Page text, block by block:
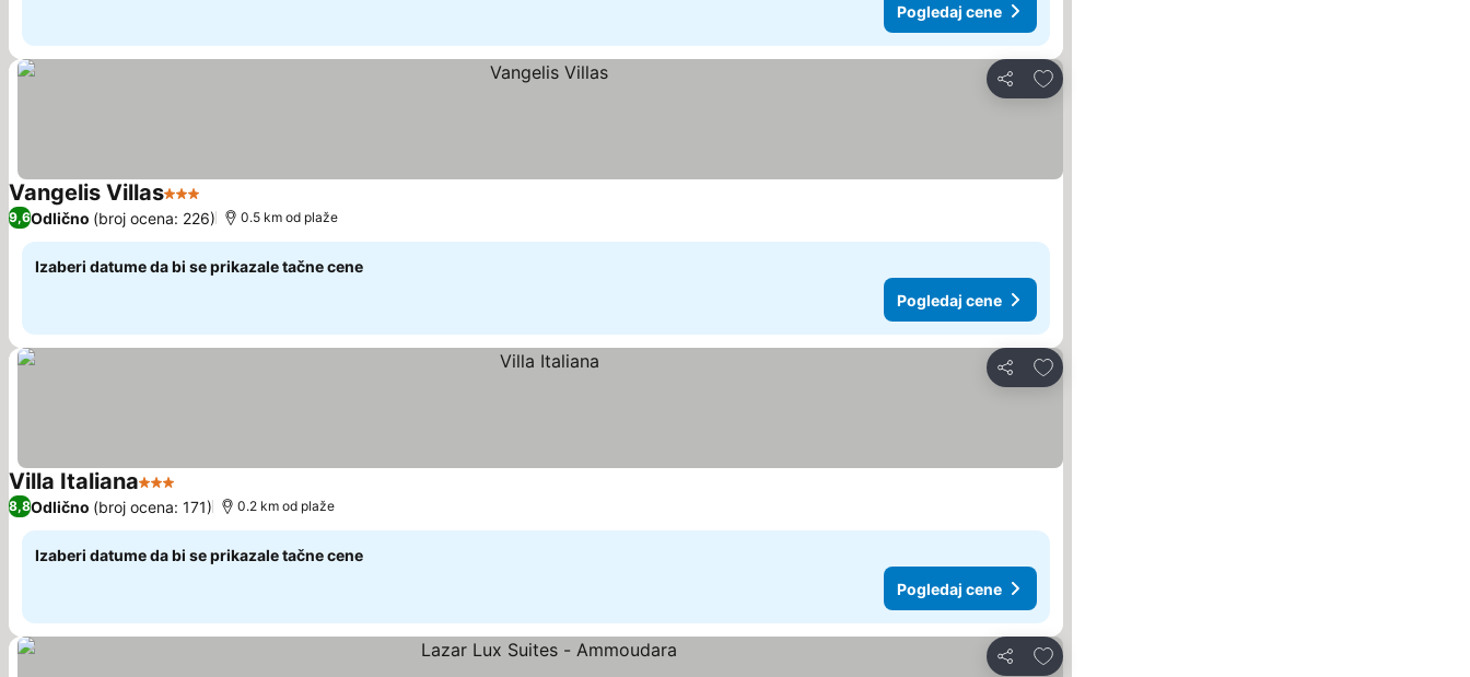
Pogledaj cene
Deli
Dodati u favorite
Vangelis Villas3 ZvezdicePogledaj cene
9,6Odlično (broj ocena: 226) 0.5 km od plaže
Izaberi datume da bi se prikazale tačne cene
Pogledaj cene
Deli
Dodati u favorite
Villa Italiana3 ZvezdicePogledaj cene
8,8Odlično (broj ocena: 171) 0.2 km od plaže
Izaberi datume da bi se prikazale tačne cene
Pogledaj cene
Deli
Dodati u favorite